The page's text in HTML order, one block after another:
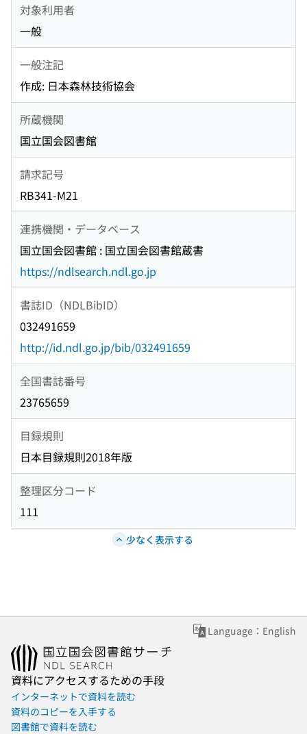
対象利用者
一般
一般注記
作成: 日本森林技術協会
所蔵機関
国立国会図書館
請求記号
RB341-M21
連携機関・データベース
国立国会図書館 : 国立国会図書館蔵書
https://ndlsearch.ndl.go.jp
書誌ID（NDLBibID）
032491659
http://id.ndl.go.jp/bib/032491659
全国書誌番号
23765659
目録規則
日本目録規則2018年版
整理区分コード
111
少なく表示する
Language：English
資料にアクセスするための手段
インターネットで資料を読む
資料のコピーを入手する
図書館で資料を読む